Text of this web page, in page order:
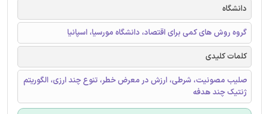
دانشگاه
گروه روش های کمی برای اقتصاد، دانشگاه مورسیا، اسپانیا
کلمات کلیدی
صلیب مصونیت، شرطی، ارزش در معرض خطر، تنوع چند ارزی، الگوریتم
ژنتیک چند هدفه